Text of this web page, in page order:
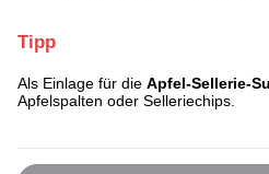
Tipp
Als Einlage für die Apfel-Sellerie-
Apfelspalten oder Selleriechips.